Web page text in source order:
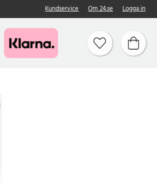
Kundservice Om 24.se Logga in